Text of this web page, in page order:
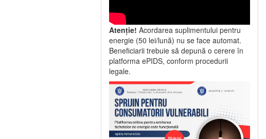
Atenție! Acordarea suplimentului pentru
energie (50 lei/lună) nu se face automat.
Beneficiarii trebuie să depună o cerere în
platforma ePIDS, conform procedurii
legale.